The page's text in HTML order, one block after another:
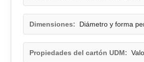
Dimensiones: Diámetro y forma
Propiedades del cartón UDM: